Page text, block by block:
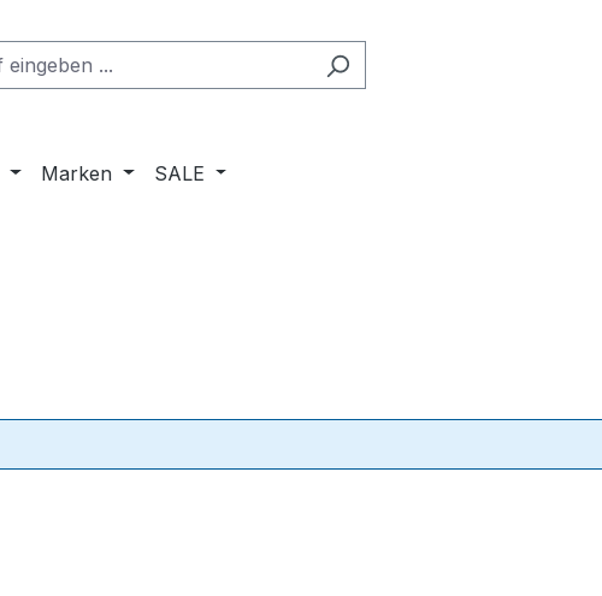
Marken SALE